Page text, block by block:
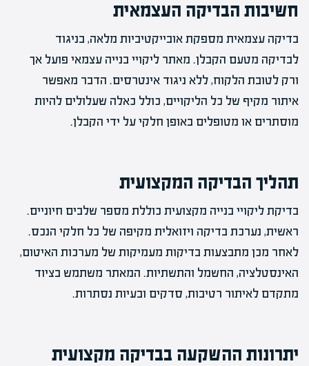
חשיבות הבדיקה העצמאית
בדיקה עצמאית מספקת אובייקטיביות מלאה, בניגוד
לבדיקה מטעם הקבלן. מאתר ליקויי בנייה עצמאי פועל אך
ורק לטובת הלקוח, ללא ניגוד אינטרסים. הדבר מאפשר
איתור מקיף של כל הליקויים, כולל כאלה שעלולים להיות
מוסתרים או מטופלים באופן חלקי על ידי הקבלן.
תהליך הבדיקה המקצועית
בדיקת ליקויי בנייה מקצועית כוללת מספר שלבים חיוניים.
ראשית, נערכת בדיקה ויזואלית מקיפה של כל חלקי הנכס.
לאחר מכן מתבצעות בדיקות מעמיקות של מערכות האיטום,
האינסטלציה, החשמל והתשתיות. המאתר משתמש בציוד
מתקדם לאיתור רטיבות, סדקים ובעיות נסתרות.
יתרונות ההשקעה בבדיקה מקצועית